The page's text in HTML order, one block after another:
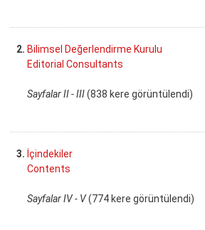
2. Bilimsel Değerlendirme Kurulu
Editorial Consultants
Sayfalar II - III(838 kere görüntülendi)
3. İçindekiler
Contents
Sayfalar IV - V(774 kere görüntülendi)